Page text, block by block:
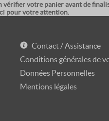
votre panier avant de
pour votre attention.
Contact / Assistance
Conditions générales de
Données Personnelles
Mentions légales